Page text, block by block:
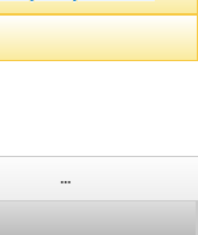
...